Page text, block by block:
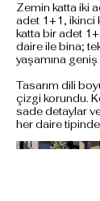
Zemin katta iki
adet 1+1, ikinci
katta bir adet
daire ile bina;
yaşamına geniş
Tasarım dili
çizgi korundu.
sade detaylar
her daire tipinde